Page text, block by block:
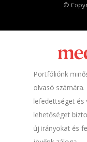
©
Portfóliónk
olvasó
lefedettséget és
lehetőséget
új irányokat és